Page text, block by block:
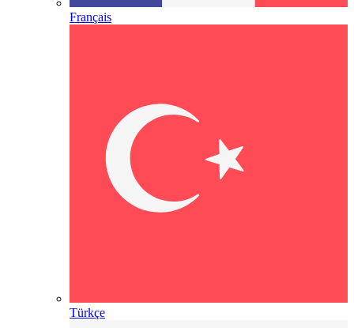
Français
Türkçe